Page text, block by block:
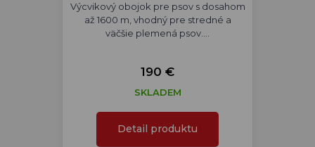
Výcvikový obojok pre psov s dosahom
až 1600 m, vhodný pre stredné a
väčšie plemená psov.…
190 €
SKLADEM
Detail produktu